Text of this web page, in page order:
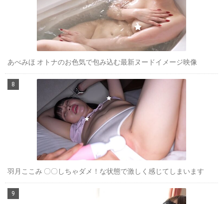
あべみほ オトナのお色気で包み込む最新ヌードイメージ映像
羽月ここみ 〇〇しちゃダメ！な状態で激しく感じてしまいます